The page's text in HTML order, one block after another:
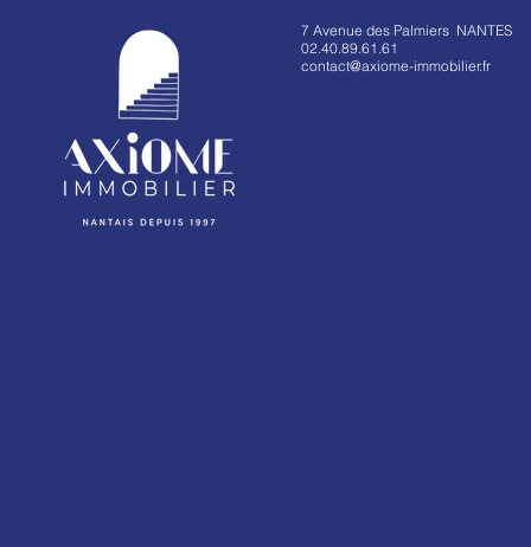
7 Avenue des Palmiers NANTES
02.40.89.61.61
contact@axiome-immobilier.fr